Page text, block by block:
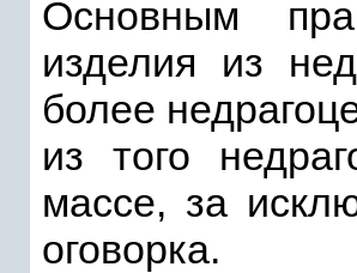
Основным
изделия из
более
из того
массе, за
оговорка.